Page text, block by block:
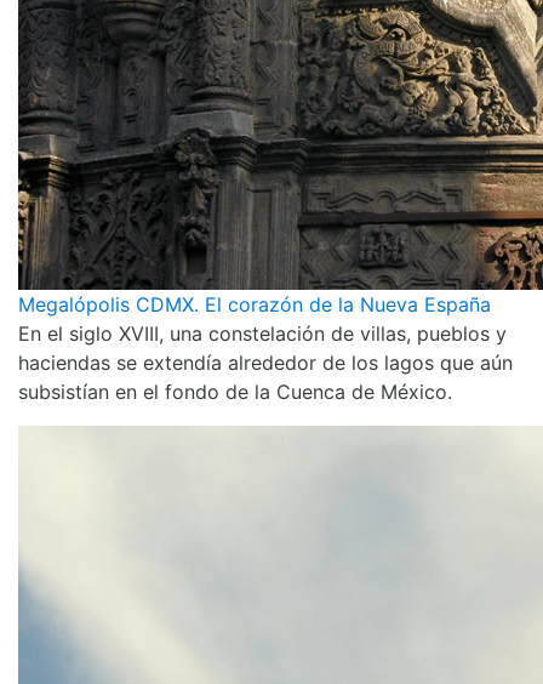
Megalópolis CDMX. El corazón de la Nueva España
En el siglo XVIII, una constelación de villas, pueblos y
haciendas se extendía alrededor de los lagos que aún
subsistían en el fondo de la Cuenca de México.